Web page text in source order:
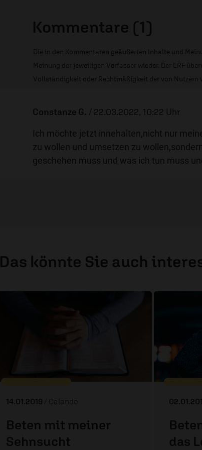
Kommentare (1)
Die in den Kommentaren geäußerten Inhalte und
Meinung der jeweiligen Verfasser wieder. Der ERF
Vollständigkeit oder Rechtmäßigkeit der von Nutzern
Constanze G. / 22.03.2022, 10:22 Uhr
Ich möchte jetzt innehalten,nicht nur
zu wollen und umsetzen zu
geschehen muss und was ich tun muss
Das könnte Sie auch
14.01.2019 / Calando
Beten mit meiner
Sehnsucht
das